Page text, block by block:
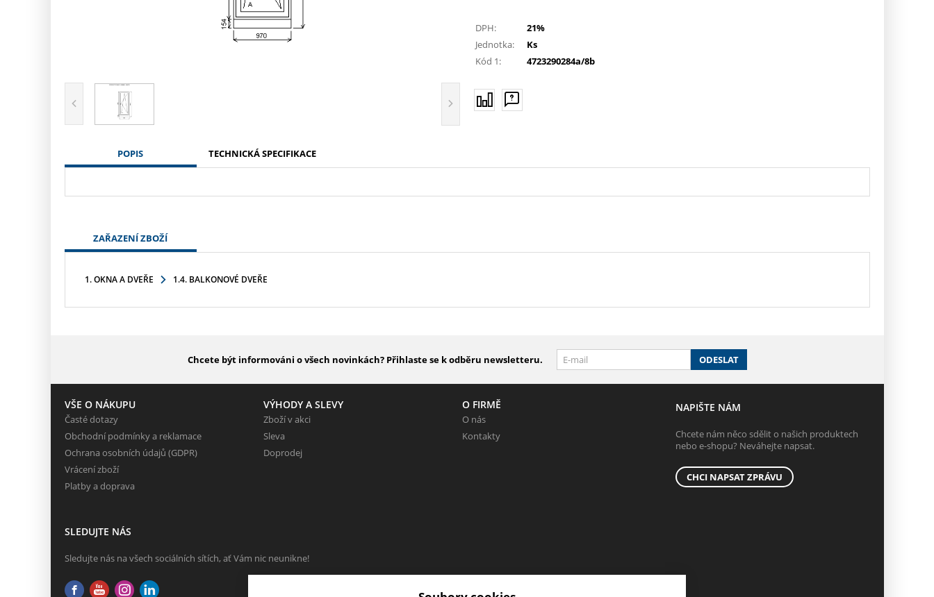
DPH:
21%
Jednotka:
Ks
Kód 1:
4723290284a/8b
POPIS TECHNICKÁ SPECIFIKACE
ZAŘAZENÍ ZBOŽÍ
1. OKNA A DVEŘE 1.4. BALKONOVÉ DVEŘE
Chcete být informováni o všech novinkách? Přihlaste se k odběru newsletteru. ODESLAT
VŠE O NÁKUPU
Časté dotazy
Obchodní podmínky a reklamace
Ochrana osobních údajů (GDPR)
Vrácení zboží
Platby a doprava
VÝHODY A SLEVY
Zboží v akci
Sleva
Doprodej
O FIRMĚ
O nás
Kontakty
NAPIŠTE NÁM
Chcete nám něco sdělit o našich produktech
nebo e-shopu? Neváhejte napsat.
CHCI NAPSAT ZPRÁVU
SLEDUJTE NÁS
Sledujte nás na všech sociálních sítích, ať Vám nic neunikne!